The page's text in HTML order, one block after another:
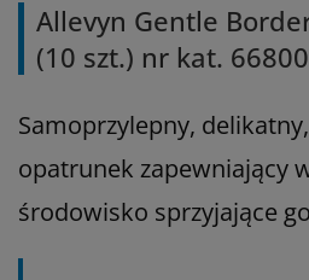
Allevyn Gentle
(10 szt.) nr kat.
Samoprzylepny,
opatrunek zapewniający
środowisko sprzyjające